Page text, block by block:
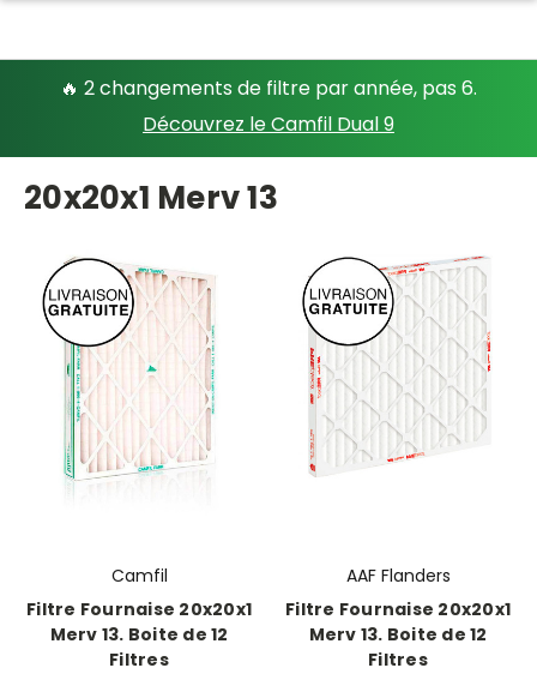
🔥 2 changements de filtre par année, pas 6.
Découvrez le Camfil Dual 9
20x20x1 Merv 13
Camfil
Filtre Fournaise 20x20x1
Merv 13. Boite de 12
Filtres
AAF Flanders
Filtre Fournaise 20x20x1
Merv 13. Boite de 12
Filtres